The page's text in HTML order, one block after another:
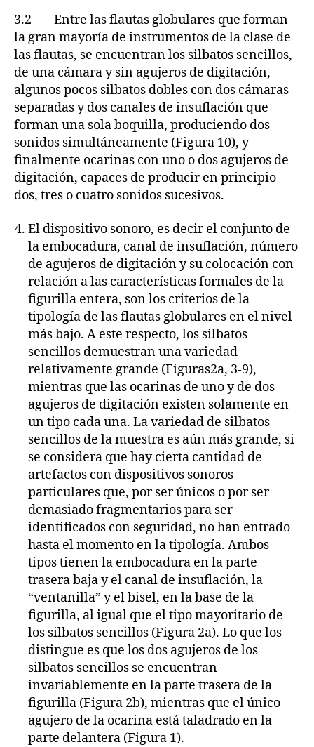
3.2 Entre las flautas globulares que forman
la gran mayoría de instrumentos de la clase de
las flautas, se encuentran los silbatos sencillos,
de una cámara y sin agujeros de digitación,
algunos pocos silbatos dobles con dos cámaras
separadas y dos canales de insuflación que
forman una sola boquilla, produciendo dos
sonidos simultáneamente (Figura 10), y
finalmente ocarinas con uno o dos agujeros de
digitación, capaces de producir en principio
dos, tres o cuatro sonidos sucesivos.
El dispositivo sonoro, es decir el conjunto de
la embocadura, canal de insuflación, número
de agujeros de digitación y su colocación con
relación a las características formales de la
figurilla entera, son los criterios de la
tipología de las flautas globulares en el nivel
más bajo. A este respecto, los silbatos
sencillos demuestran una variedad
relativamente grande (Figuras2a, 3-9),
mientras que las ocarinas de uno y de dos
agujeros de digitación existen solamente en
un tipo cada una. La variedad de silbatos
sencillos de la muestra es aún más grande, si
se considera que hay cierta cantidad de
artefactos con dispositivos sonoros
particulares que, por ser únicos o por ser
demasiado fragmentarios para ser
identificados con seguridad, no han entrado
hasta el momento en la tipología. Ambos
tipos tienen la embocadura en la parte
trasera baja y el canal de insuflación, la
“ventanilla” y el bisel, en la base de la
figurilla, al igual que el tipo mayoritario de
los silbatos sencillos (Figura 2a). Lo que los
distingue es que los dos agujeros de los
silbatos sencillos se encuentran
invariablemente en la parte trasera de la
figurilla (Figura 2b), mientras que el único
agujero de la ocarina está taladrado en la
parte delantera (Figura 1).